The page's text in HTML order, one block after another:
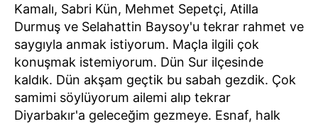
Kamalı, Sabri Kün, Mehmet Sepetçi, Atilla
Durmuş ve Selahattin Baysoy'u tekrar rahmet ve
saygıyla anmak istiyorum. Maçla ilgili çok
konuşmak istemiyorum. Dün Sur ilçesinde
kaldık. Dün akşam geçtik bu sabah gezdik. Çok
samimi söylüyorum ailemi alıp tekrar
Diyarbakır'a geleceğim gezmeye. Esnaf, halk